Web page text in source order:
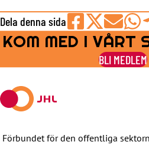
Dela denna sida
Share
on
Facebook
Share
on
Share
by
E-
Share
on
KOM MED I VÅRT
BLI MEDLEM
Förbundet för den offentliga